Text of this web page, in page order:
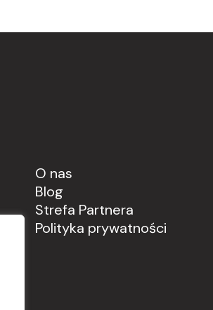
O nas
Blog
Strefa Partnera
Polityka prywatności